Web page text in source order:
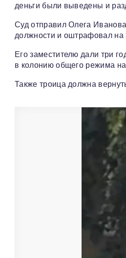
деньги были выведены и
Суд отправил Олега
должности и оштрафовал на
Его заместителю дали три
в колонию общего режима
Также троица должна